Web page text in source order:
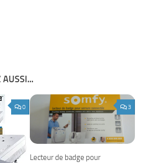
AUSSI...
0 3
Lecteur de badge pour